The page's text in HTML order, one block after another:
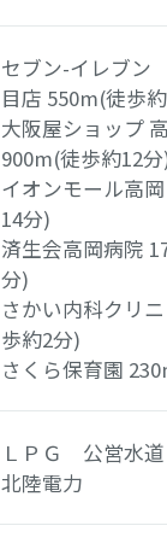
セブン-イレブン
目店 550m(徒歩
大阪屋ショップ
900m(徒歩約12
イオンモール高岡
14分)
済生会高岡病院
分)
さかい内科クリ
歩約2分)
さくら保育園
ＬＰＧ 公営水
北陸電力